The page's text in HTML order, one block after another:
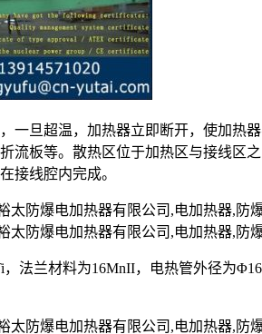
一旦超温，加热器立即断开，使加热
流板等。散热区位于加热区与接线
接线腔内完成。
，法兰材料为16MnII，电热管外径为